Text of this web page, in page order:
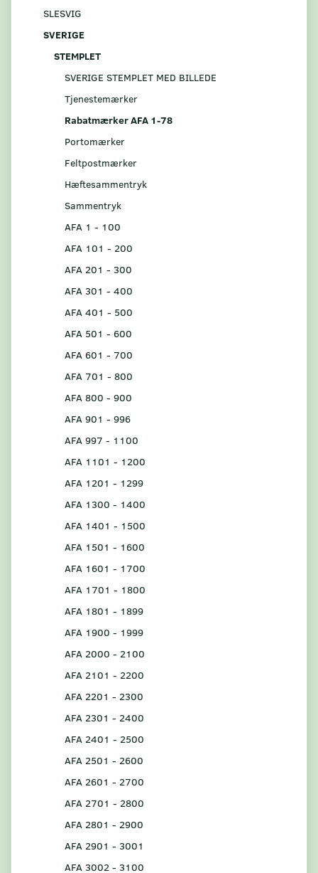
SLESVIG
SVERIGE
STEMPLET
SVERIGE STEMPLET MED BILLEDE
Tjenestemærker
Rabatmærker AFA 1-78
Portomærker
Feltpostmærker
Hæftesammentryk
Sammentryk
AFA 1 - 100
AFA 101 - 200
AFA 201 - 300
AFA 301 - 400
AFA 401 - 500
AFA 501 - 600
AFA 601 - 700
AFA 701 - 800
AFA 800 - 900
AFA 901 - 996
AFA 997 - 1100
AFA 1101 - 1200
AFA 1201 - 1299
AFA 1300 - 1400
AFA 1401 - 1500
AFA 1501 - 1600
AFA 1601 - 1700
AFA 1701 - 1800
AFA 1801 - 1899
AFA 1900 - 1999
AFA 2000 - 2100
AFA 2101 - 2200
AFA 2201 - 2300
AFA 2301 - 2400
AFA 2401 - 2500
AFA 2501 - 2600
AFA 2601 - 2700
AFA 2701 - 2800
AFA 2801 - 2900
AFA 2901 - 3001
AFA 3002 - 3100